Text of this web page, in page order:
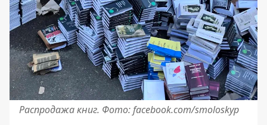
Распродажа книг. Фото: facebook.com/smoloskyp